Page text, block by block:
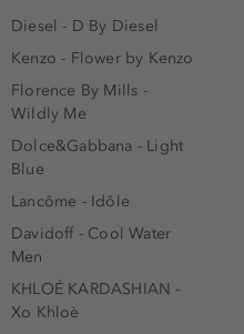
Diesel - D By Diesel
Kenzo - Flower by Kenzo
Florence By Mills -
Wildly Me
Dolce&Gabbana - Light
Blue
Lancôme - Idôle
Davidoff - Cool Water
Men
KHLOÉ KARDASHIAN -
Xo Khloè